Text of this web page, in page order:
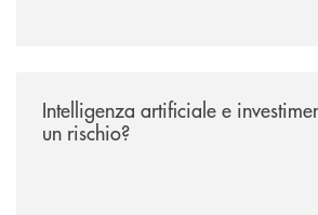
Intelligenza artificiale e
un rischio?